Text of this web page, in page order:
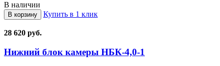
В наличии
В корзину Купить в 1 клик
28 620 руб.
Нижний блок камеры НБК⁠-⁠4,0⁠-⁠1